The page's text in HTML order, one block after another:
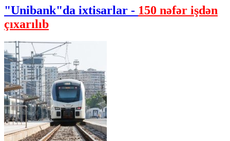
"Unibank"da ixtisarlar - 150 nəfər işdən
çıxarılıb